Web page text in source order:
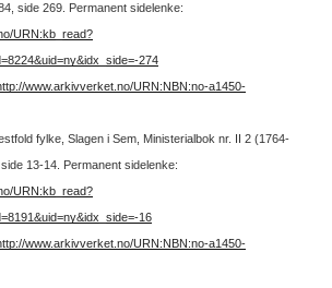
side 269. Permanent sidelenke:
URN:kb_read?
274
www.arkivverket.no/URN:NBN:no-a1450-
fylke, Slagen i Sem, Ministerialbok nr. II 2 (1764-
13-14. Permanent sidelenke:
URN:kb_read?
16
www.arkivverket.no/URN:NBN:no-a1450-